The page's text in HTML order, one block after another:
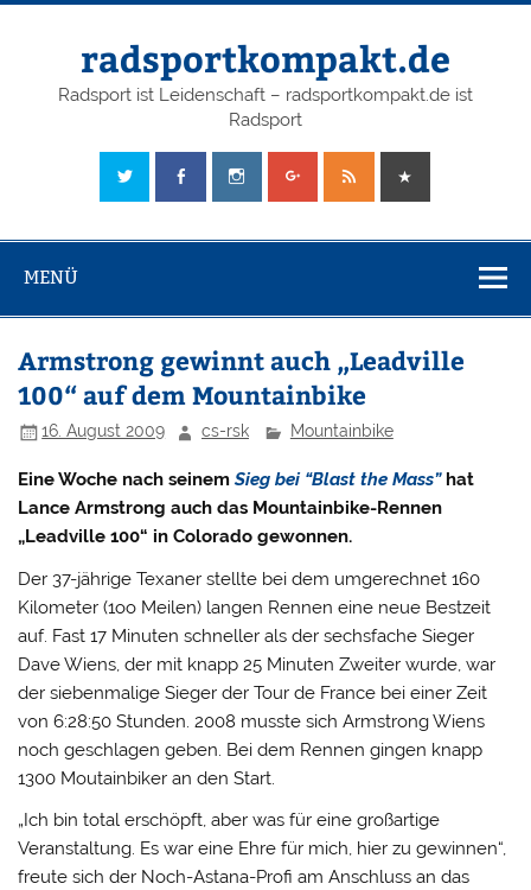
radsportkompakt.de
Radsport ist Leidenschaft – radsportkompakt.de ist
Radsport
MENÜ
Armstrong gewinnt auch „Leadville
100“ auf dem Mountainbike
16. August 2009 cs-rsk Mountainbike
Eine Woche nach seinemSieg bei “Blast the Mass”hat
Lance Armstrong auch das Mountainbike-Rennen
„Leadville 100“ in Colorado gewonnen.
Der 37-jährige Texaner stellte bei dem umgerechnet 160
Kilometer (1oo Meilen) langen Rennen eine neue Bestzeit
auf. Fast 17 Minuten schneller als der sechsfache Sieger
Dave Wiens, der mit knapp 25 Minuten Zweiter wurde, war
der siebenmalige Sieger der Tour de France bei einer Zeit
von 6:28:50 Stunden. 2008 musste sich Armstrong Wiens
noch geschlagen geben. Bei dem Rennen gingen knapp
1300 Moutainbiker an den Start.
„Ich bin total erschöpft, aber was für eine großartige
Veranstaltung. Es war eine Ehre für mich, hier zu gewinnen“,
freute sich der Noch-Astana-Profi am Anschluss an das